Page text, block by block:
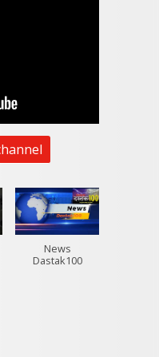
News
Dastak100